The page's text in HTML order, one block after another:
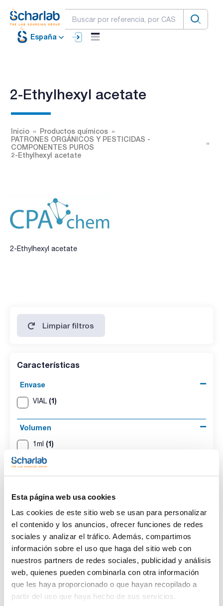
Esta página web usa cookies
Las cookies de este sitio web se usan para personalizar
el contenido y los anuncios, ofrecer funciones de redes
sociales y analizar el tráfico. Además, compartimos
información sobre el uso que haga del sitio web con
nuestros partners de redes sociales, publicidad y análisis
web, quienes pueden combinarla con otra información
que les haya proporcionado o que hayan recopilado a
partir del uso que haya hecho de sus servicios.
España
2-Ethylhexyl acetate
Inicio
Productos químicos
PATRONES ORGÁNICOS Y PESTICIDAS -
COMPONENTES PUROS
2-Ethylhexyl acetate
2-Ethylhexyl acetate
Limpiar filtros
Características
Envase
VIAL (1)
Volumen
1ml (1)
Envase
VIAL
Volumen
1ml
CAS
[103-09-3]
Referencia
SB32670-1M
x 1mL
Comprar
Disponibilidad
Ver stock